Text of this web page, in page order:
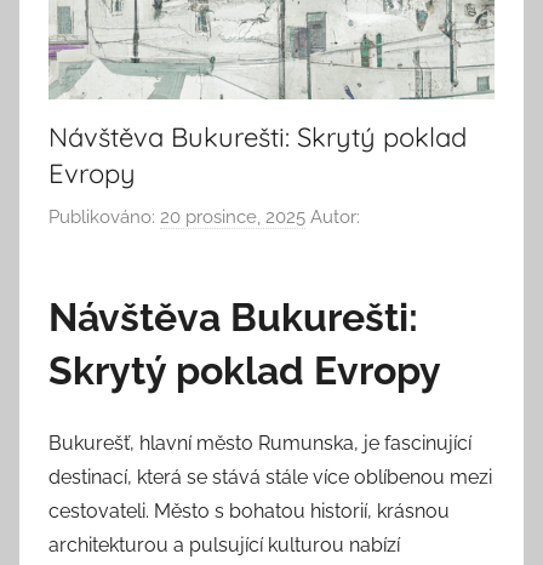
Návštěva Bukurešti: Skrytý poklad
Evropy
Publikováno: 20 prosince, 2025 Autor:
Návštěva Bukurešti:
Skrytý poklad Evropy
Bukurešť, hlavní město Rumunska, je fascinující
destinací, která se stává stále více oblíbenou mezi
cestovateli. Město s bohatou historií, krásnou
architekturou a pulsující kulturou nabízí